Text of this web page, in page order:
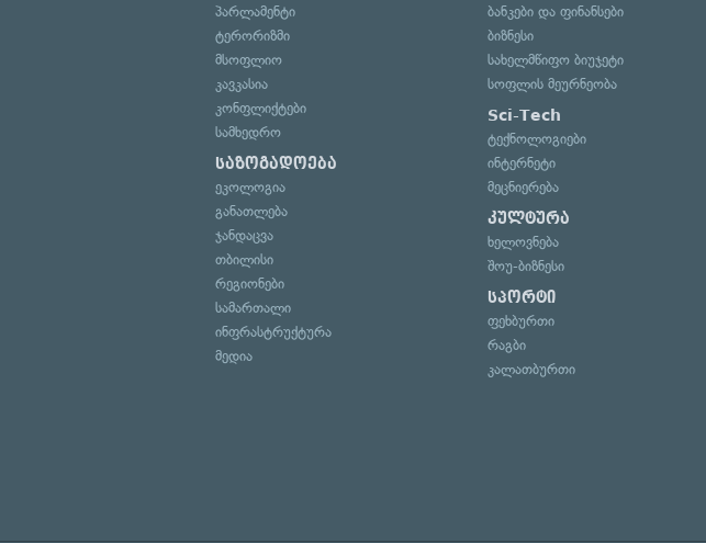
პარლამენტი
ტერორიზმი
მსოფლიო
კავკასია
კონფლიქტები
სამხედრო
საზოგადოება
ეკოლოგია
განათლება
ჯანდაცვა
თბილისი
რეგიონები
სამართალი
ინფრასტრუქტურა
მედია
ბანკები და ფინანსები
ბიზნესი
სახელმწიფო ბიუჯეტი
სოფლის მეურნეობა
Sci-Tech
ტექნოლოგიები
ინტერნეტი
მეცნიერება
კულტურა
ხელოვნება
შოუ-ბიზნესი
სპორტი
ფეხბურთი
რაგბი
კალათბურთი